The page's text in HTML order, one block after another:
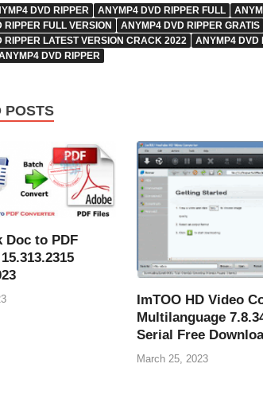
DVD RIPPER ANYMP4 DVD RIPPER FULL
RIPPER FULL VERSION
ANYMP4 DVD RIPPER GRATIS
RIPPER LATEST VERSION CRACK 2022
ANYMP4 DVD
DVD RIPPER
POSTS
Doc to PDF
ImTOO HD Video
Multilanguage
Serial Free
March 25, 2023